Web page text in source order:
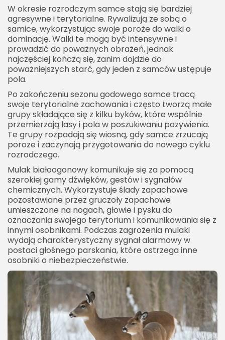
W okresie rozrodczym samce stają się bardziej
agresywne i terytorialne. Rywalizują ze sobą o
samice, wykorzystując swoje poroże do walki o
dominację. Walki te mogą być intensywne i
prowadzić do poważnych obrażeń, jednak
najczęściej kończą się, zanim dojdzie do
poważniejszych starć, gdy jeden z samców ustępuje
pola.
Po zakończeniu sezonu godowego samce tracą
swoje terytorialne zachowania i często tworzą małe
grupy składające się z kilku byków, które wspólnie
przemierzają lasy i pola w poszukiwaniu pożywienia.
Te grupy rozpadają się wiosną, gdy samce zrzucają
poroże i zaczynają przygotowania do nowego cyklu
rozrodczego.
Mulak białoogonowy komunikuje się za pomocą
szerokiej gamy dźwięków, gestów i sygnałów
chemicznych. Wykorzystuje ślady zapachowe
pozostawiane przez gruczoły zapachowe
umieszczone na nogach, głowie i pysku do
oznaczania swojego terytorium i komunikowania się z
innymi osobnikami. Podczas zagrożenia mulaki
wydają charakterystyczny sygnał alarmowy w
postaci głośnego parskania, które ostrzega inne
osobniki o niebezpieczeństwie.